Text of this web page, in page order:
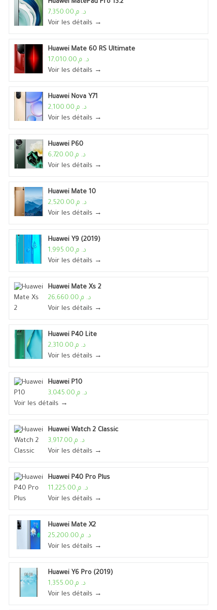
Huawei MatePad Pro 13.2
د. م.7,350.00
Voir les détails →
Huawei Mate 60 RS Ultimate
د. م.17,010.00
Voir les détails →
Huawei Nova Y71
د. م.2,100.00
Voir les détails →
Huawei P60
د. م.6,720.00
Voir les détails →
Huawei Mate 10
د. م.2,520.00
Voir les détails →
Huawei Y9 (2019)
د. م.1,995.00
Voir les détails →
Huawei Mate Xs 2
د. م.26,660.00
Voir les détails →
Huawei P40 Lite
د. م.2,310.00
Voir les détails →
Huawei P10
د. م.3,045.00
Voir les détails →
Huawei Watch 2 Classic
د. م.3,917.00
Voir les détails →
Huawei P40 Pro Plus
د. م.11,225.00
Voir les détails →
Huawei Mate X2
د. م.25,200.00
Voir les détails →
Huawei Y6 Pro (2019)
د. م.1,355.00
Voir les détails →